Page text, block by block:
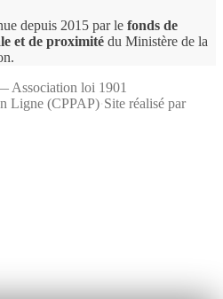
depuis 2015 par le fonds de
et de proximité du Ministère de la
Association loi 1901
Ligne (CPPAP)·Site réalisé par